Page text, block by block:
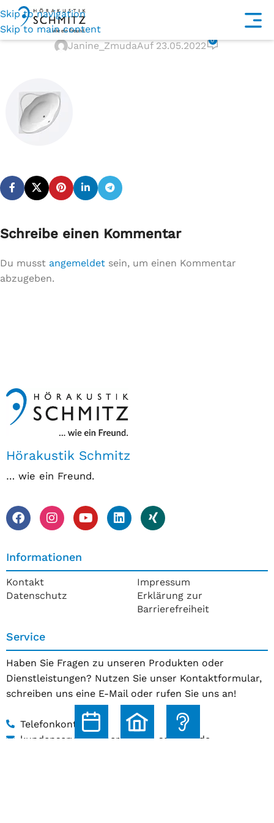
Skip to navigation
Skip to main content
Janine_ZmudaAuf 23.05.2022 0
Schreibe einen Kommentar
Du musst angemeldet sein, um einen Kommentar
abzugeben.
Hörakustik Schmitz
… wie ein Freund.
Informationen
Kontakt
Datenschutz
Impressum
Erklärung zur
Barrierefreiheit
Service
Haben Sie Fragen zu unseren Produkten oder
Dienstleistungen? Nutzen Sie unser Kontaktformular,
schreiben uns eine E-Mail oder rufen Sie uns an!
Telefonkontakt
kundenservice@hoerakustik-schmitz.de